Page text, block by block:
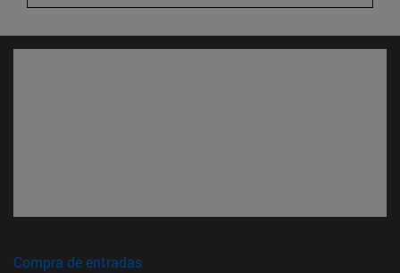
Compra de entradas(abre en nueva ventana)